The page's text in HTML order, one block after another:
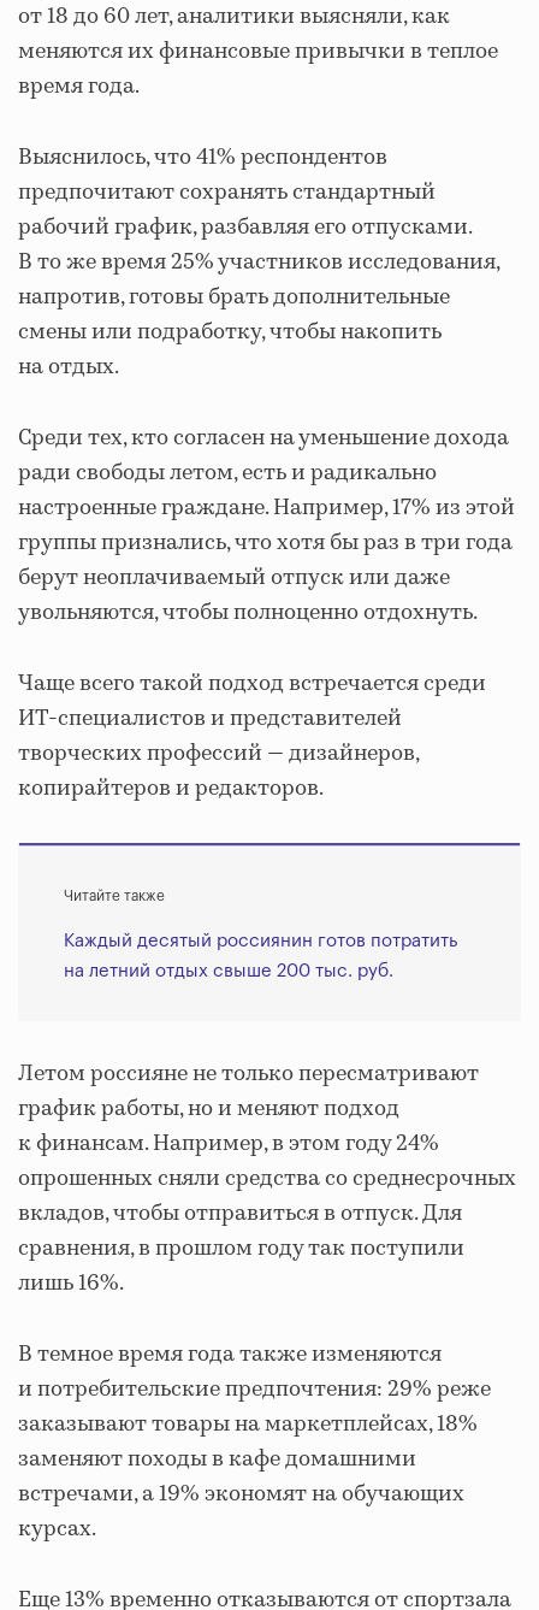
от 18 до 60 лет, аналитики выясняли, как
меняются их финансовые привычки в теплое
время года.
Выяснилось, что 41% респондентов
предпочитают сохранять стандартный
рабочий график, разбавляя его отпусками.
В то же время 25% участников исследования,
напротив, готовы брать дополнительные
смены или подработку, чтобы накопить
на отдых.
Среди тех, кто согласен на уменьшение дохода
ради свободы летом, есть и радикально
настроенные граждане. Например, 17% из этой
группы признались, что хотя бы раз в три года
берут неоплачиваемый отпуск или даже
увольняются, чтобы полноценно отдохнуть.
Чаще всего такой подход встречается среди
ИТ-специалистов и представителей
творческих профессий — дизайнеров,
копирайтеров и редакторов.
Читайте также
Каждый десятый россиянин готов потратить
на летний отдых свыше 200 тыс. руб.
Летом россияне не только пересматривают
график работы, но и меняют подход
к финансам. Например, в этом году 24%
опрошенных сняли средства со среднесрочных
вкладов, чтобы отправиться в отпуск. Для
сравнения, в прошлом году так поступили
лишь 16%.
В темное время года также изменяются
и потребительские предпочтения: 29% реже
заказывают товары на маркетплейсах, 18%
заменяют походы в кафе домашними
встречами, а 19% экономят на обучающих
курсах.
Еще 13% временно отказываются от спортзала